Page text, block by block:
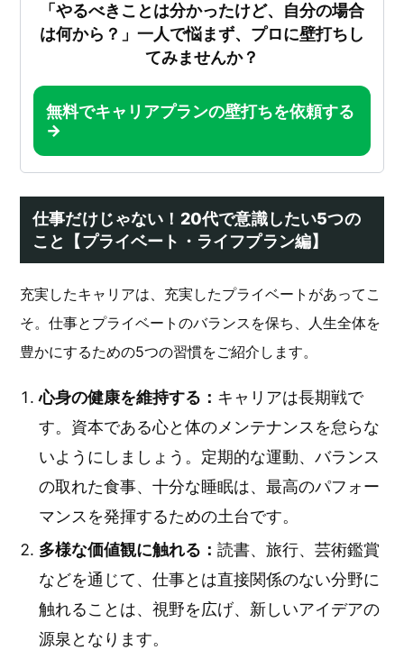
「やるべきことは分かったけど、自分の場合
は何から？」一人で悩まず、プロに壁打ちし
てみませんか？
無料でキャリアプランの壁打ちを依頼する
→
仕事だけじゃない！20代で意識したい5つの
こと【プライベート・ライフプラン編】
充実したキャリアは、充実したプライベートがあってこ
そ。仕事とプライベートのバランスを保ち、人生全体を
豊かにするための5つの習慣をご紹介します。
心身の健康を維持する： キャリアは長期戦で
す。資本である心と体のメンテナンスを怠らな
いようにしましょう。定期的な運動、バランス
の取れた食事、十分な睡眠は、最高のパフォー
マンスを発揮するための土台です。
多様な価値観に触れる： 読書、旅行、芸術鑑賞
などを通じて、仕事とは直接関係のない分野に
触れることは、視野を広げ、新しいアイデアの
源泉となります。